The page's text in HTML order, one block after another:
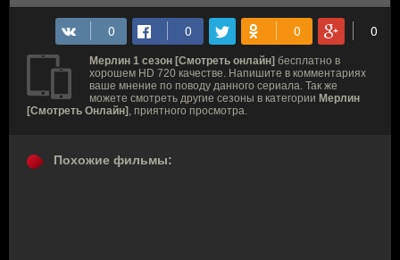
Мерлин 1 сезон [Смотреть онлайн] бесплатно в
хорошем HD 720 качестве. Напишите в комментариях
ваше мнение по поводу данного сериала. Так же
можете смотреть другие сезоны в категории Мерлин
[Смотреть Онлайн] , приятного просмотра.
Похожие фильмы: